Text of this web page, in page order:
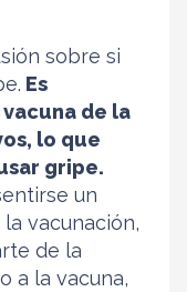
sobre si
Es
de la
lo que
gripe.
un
vacunación,
de la
a la vacuna,